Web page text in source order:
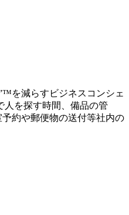
減らすビジネスコンシェ
を探す時間、備品の管
や郵便物の送付等社内の